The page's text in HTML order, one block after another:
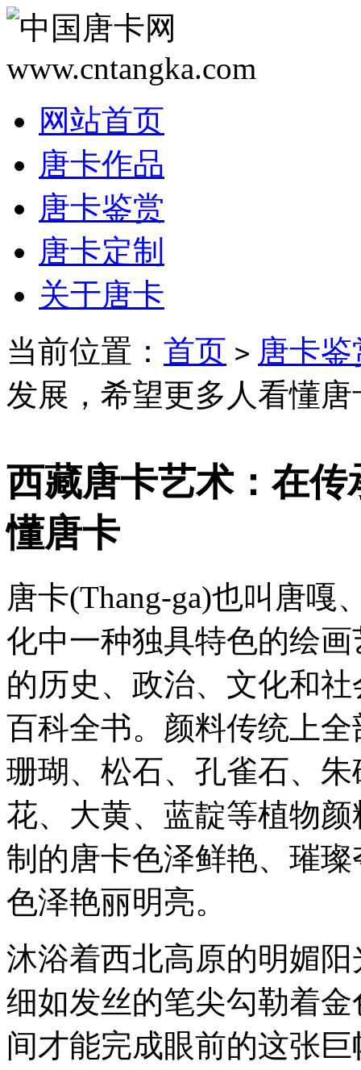
网站首页
唐卡作品
唐卡鉴赏
唐卡定制
关于唐卡
当前位置： 首页 > 唐卡鉴
发展，希望更多人看懂唐
西藏唐卡艺术：在
懂唐卡
唐卡(Thang-ga)也叫唐
化中一种独具特色的绘
的历史、政治、文化和
百科全书。颜料传统上
珊瑚、松石、孔雀石、
花、大黄、蓝靛等植物
制的唐卡色泽鲜艳、璀
色泽艳丽明亮。
沐浴着西北高原的明媚
细如发丝的笔尖勾勒着
间才能完成眼前的这张